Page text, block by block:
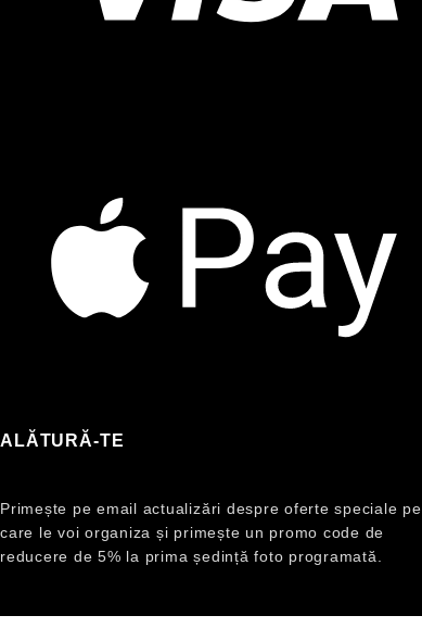
ALĂTURĂ-TE
Primește pe email actualizări despre oferte speciale pe
care le voi organiza și primește un promo code de
reducere de 5% la prima ședință foto programată.